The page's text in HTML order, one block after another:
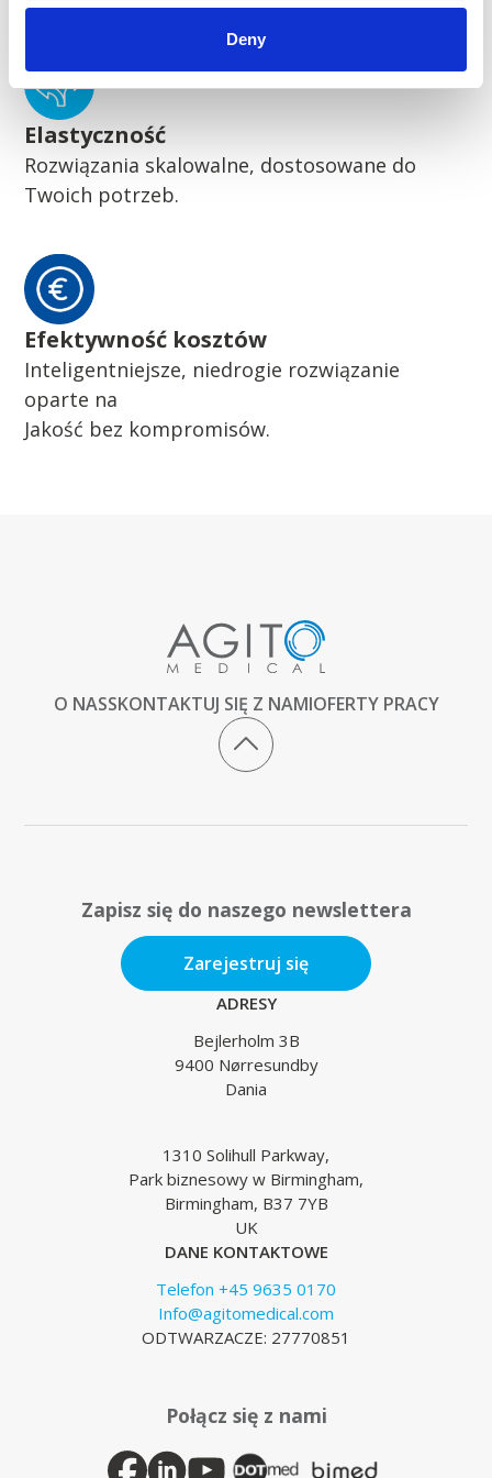
Deny
Elastyczność
Rozwiązania skalowalne, dostosowane do
Twoich potrzeb.
Efektywność kosztów
Inteligentniejsze, niedrogie rozwiązanie
oparte na
Jakość bez kompromisów.
O NASSKONTAKTUJ SIĘ Z NAMIOFERTY PRACY
Zapisz się do naszego newslettera
Zarejestruj się
ADRESY
Bejlerholm 3B
9400 Nørresundby
Dania
1310 Solihull Parkway,
Park biznesowy w Birmingham,
Birmingham, B37 7YB
UK
DANE KONTAKTOWE
Telefon +45 9635 0170
Info@agitomedical.com
ODTWARZACZE: 27770851
Połącz się z nami